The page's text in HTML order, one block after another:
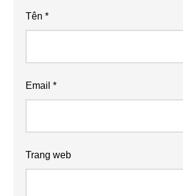
Tên*
Email*
Trang web